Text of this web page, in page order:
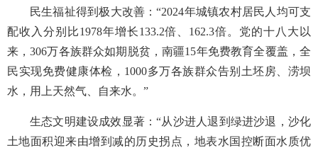
民生福祉得到极大改善：“2024年城镇农村居民人均可支
配收入分别比1978年增长133.2倍、162.3倍。党的十八大以
来，306万各族群众如期脱贫，南疆15年免费教育全覆盖，全
民实现免费健康体检，1000多万各族群众告别土坯房、涝坝
水，用上天然气、自来水。”
生态文明建设成效显著：“从沙进人退到绿进沙退，沙化
土地面积迎来由增到减的历史拐点，地表水国控断面水质优